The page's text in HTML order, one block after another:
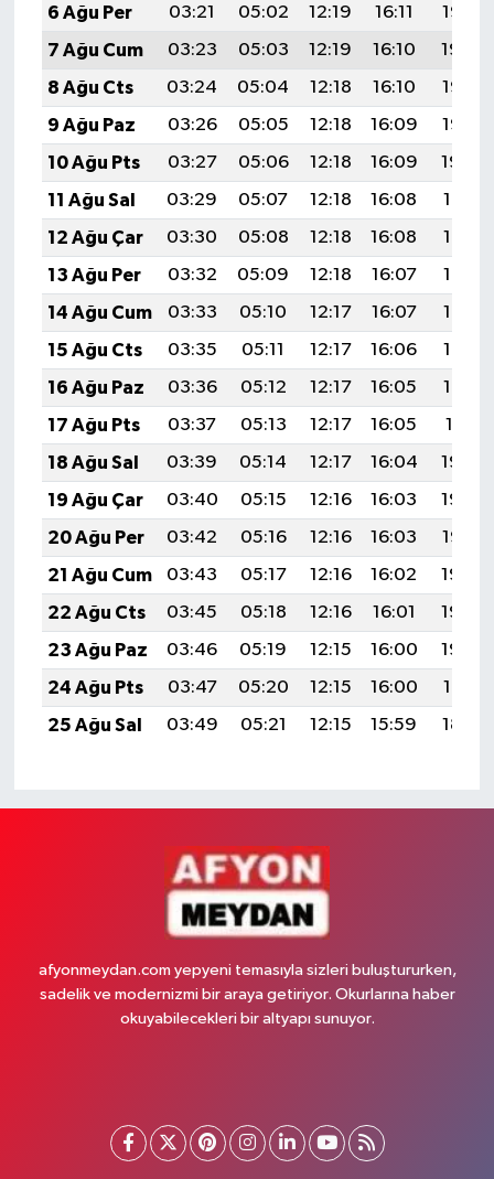
6 Ağu Per
03:21 05:02 12:19 16:11
19:25
7 Ağu Cum
03:23 05:03 12:19 16:10
19:24
8 Ağu Cts
03:24 05:04 12:18 16:10
19:23
9 Ağu Paz
03:26 05:05 12:18 16:09
19:22
10 Ağu Pts
03:27 05:06 12:18 16:09
19:20
11 Ağu Sal
03:29 05:07 12:18 16:08
19:19
12 Ağu Çar
03:30 05:08 12:18 16:08
19:18
13 Ağu Per
03:32 05:09 12:18 16:07
19:16
14 Ağu Cum
03:33 05:10 12:17 16:07
19:15
15 Ağu Cts
03:35 05:11 12:17 16:06
19:14
16 Ağu Paz
03:36 05:12 12:17 16:05
19:12
17 Ağu Pts
03:37 05:13 12:17 16:05
19:11
18 Ağu Sal
03:39 05:14 12:17 16:04
19:09
19 Ağu Çar
03:40 05:15 12:16 16:03
19:08
20 Ağu Per
03:42 05:16 12:16 16:03
19:07
21 Ağu Cum
03:43 05:17 12:16 16:02
19:05
22 Ağu Cts
03:45 05:18 12:16 16:01
19:04
23 Ağu Paz
03:46 05:19 12:15 16:00
19:02
24 Ağu Pts
03:47 05:20 12:15 16:00
19:01
25 Ağu Sal
03:49 05:21 12:15 15:59 18:59
afyonmeydan.com yepyeni temasıyla sizleri buluştururken,
sadelik ve modernizmi bir araya getiriyor. Okurlarına haber
okuyabilecekleri bir altyapı sunuyor.